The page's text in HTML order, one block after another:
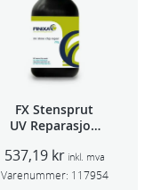
FX Stensprut
UV Reparasjon
537,19 kr inkl. mva
Varenummer: 117954